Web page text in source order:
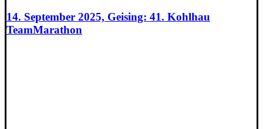
14. September 2025, Geising: 41. Kohlhau
TeamMarathon